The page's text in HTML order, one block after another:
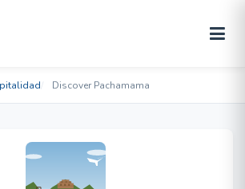
Discover Pachamama